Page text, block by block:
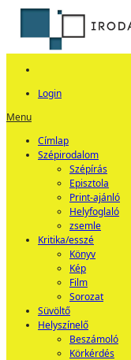
Login
Menu
Címlap
Szépirodalom
Szépírás
Episztola
Print-ajánló
Helyfoglaló
zsemle
Kritika/esszé
Könyv
Kép
Film
Sorozat
Süvöltő
Helyszínelő
Beszámoló
Körkérdés